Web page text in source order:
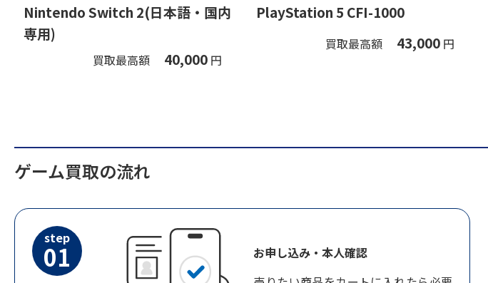
Nintendo Switch 2(日本語・国内
専用)
買取最高額 40,000 円
PlayStation 5 CFI-1000
買取最高額 43,000 円
ゲーム買取の流れ
step
01
お申し込み・本人確認